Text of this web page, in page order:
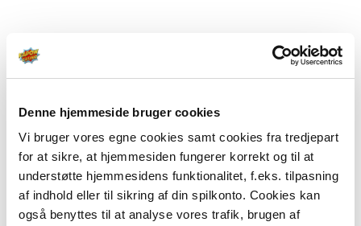
Denne hjemmeside bruger cookies
Vi bruger vores egne cookies samt cookies fra tredjepart
for at sikre, at hjemmesiden fungerer korrekt og til at
understøtte hjemmesidens funktionalitet, f.eks. tilpasning
af indhold eller til sikring af din spilkonto. Cookies kan
også benyttes til at analyse vores trafik, brugen af